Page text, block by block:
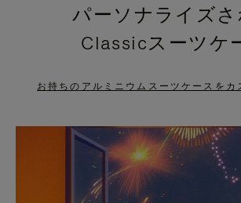
PRESS
PAUSE
PRESS
TO
UNMUTE
パーソナライズさ
Classicスーツケ
お持ちのアルミニウムスーツケースをカ